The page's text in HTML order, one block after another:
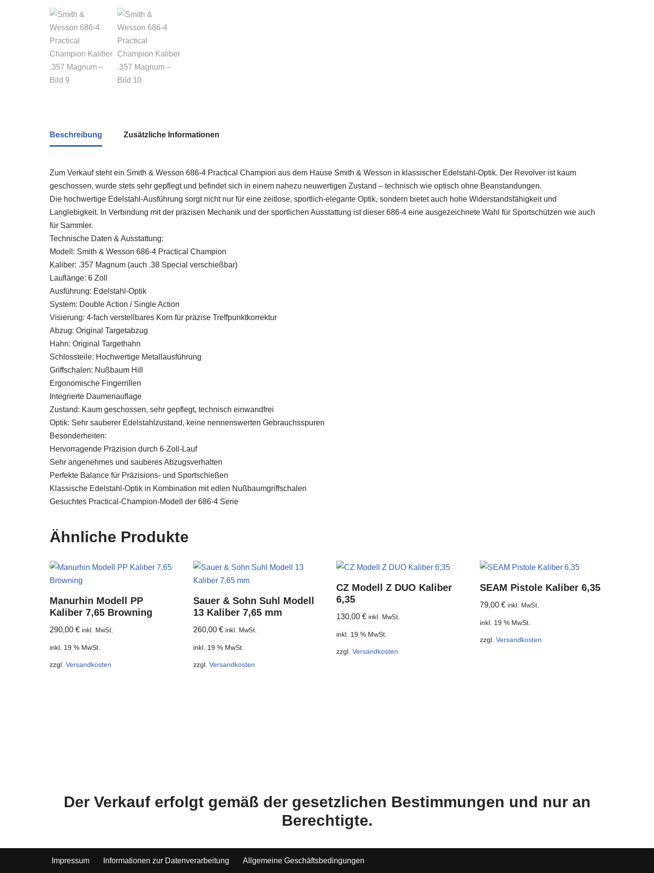
Beschreibung Zusätzliche Informationen
Zum Verkauf steht ein Smith & Wesson 686-4 Practical Champion aus dem Hause Smith & Wesson in klassischer Edelstahl-Optik. Der Revolver ist kaum
geschossen, wurde stets sehr gepflegt und befindet sich in einem nahezu neuwertigen Zustand – technisch wie optisch ohne Beanstandungen.
Die hochwertige Edelstahl-Ausführung sorgt nicht nur für eine zeitlose, sportlich-elegante Optik, sondern bietet auch hohe Widerstandsfähigkeit und
Langlebigkeit. In Verbindung mit der präzisen Mechanik und der sportlichen Ausstattung ist dieser 686-4 eine ausgezeichnete Wahl für Sportschützen wie auch
für Sammler.
Technische Daten & Ausstattung:
Modell: Smith & Wesson 686-4 Practical Champion
Kaliber: .357 Magnum (auch .38 Special verschießbar)
Lauflänge: 6 Zoll
Ausführung: Edelstahl-Optik
System: Double Action / Single Action
Visierung: 4-fach verstellbares Korn für präzise Treffpunktkorrektur
Abzug: Original Targetabzug
Hahn: Original Targethahn
Schlossteile: Hochwertige Metallausführung
Griffschalen: Nußbaum Hill
Ergonomische Fingerrillen
Integrierte Daumenauflage
Zustand: Kaum geschossen, sehr gepflegt, technisch einwandfrei
Optik: Sehr sauberer Edelstahlzustand, keine nennenswerten Gebrauchsspuren
Besonderheiten:
Hervorragende Präzision durch 6-Zoll-Lauf
Sehr angenehmes und sauberes Abzugsverhalten
Perfekte Balance für Präzisions- und Sportschießen
Klassische Edelstahl-Optik in Kombination mit edlen Nußbaumgriffschalen
Gesuchtes Practical-Champion-Modell der 686-4 Serie
Ähnliche Produkte
Manurhin Modell PP
Kaliber 7,65 Browning
290,00 € inkl. MwSt.
inkl. 19 % MwSt.
zzgl. Versandkosten
Sauer & Sohn Suhl Modell
13 Kaliber 7,65 mm
260,00 € inkl. MwSt.
inkl. 19 % MwSt.
zzgl. Versandkosten
CZ Modell Z DUO Kaliber
6,35
130,00€ inkl. MwSt.
inkl. 19 % MwSt.
zzgl.Versandkosten
SEAM Pistole Kaliber 6,35
79,00€ inkl. MwSt.
inkl. 19 % MwSt.
zzgl.Versandkosten
Der Verkauf erfolgt gemäß der gesetzlichen Bestimmungen und nur an
Berechtigte.
Impressum Informationen zur Datenverarbeitung Allgemeine Geschäftsbedingungen